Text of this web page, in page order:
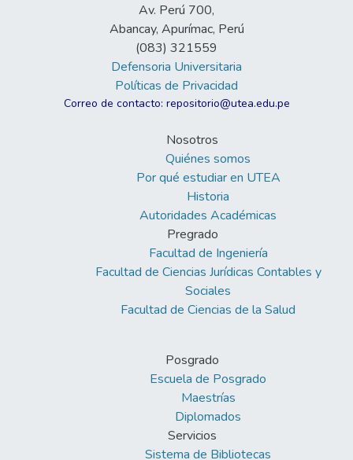
Av. Perú 700,
Abancay, Apurímac, Perú
(083) 321559
Defensoria Universitaria
Políticas de Privacidad
Correo de contacto: repositorio@utea.edu.pe
Nosotros
Quiénes somos
Por qué estudiar en UTEA
Historia
Autoridades Académicas
Pregrado
Facultad de Ingeniería
Facultad de Ciencias Jurídicas Contables y
Sociales
Facultad de Ciencias de la Salud
Posgrado
Escuela de Posgrado
Maestrías
Diplomados
Servicios
Sistema de Bibliotecas